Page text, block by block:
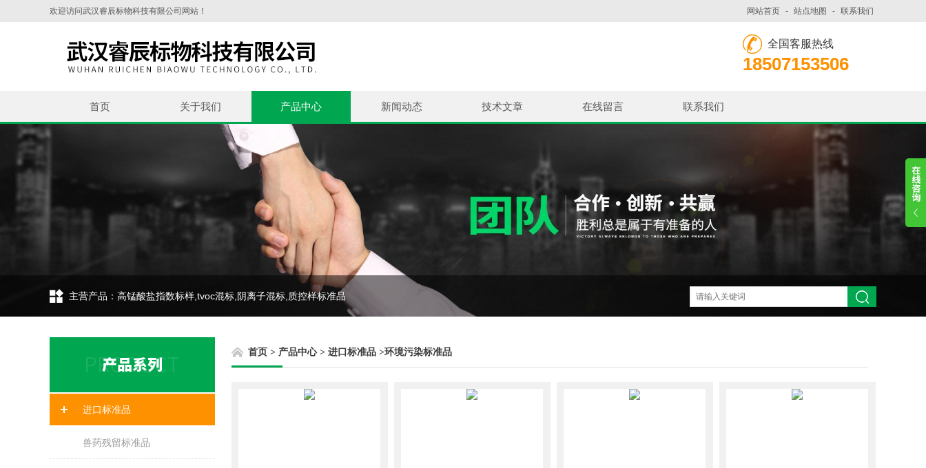
欢迎访问武汉睿辰标物科技有限公司网站！ 网站首页 - 站点地图 - 联系我们
全国客服热线
18507153506
首页 关于我们 产品中心 新闻动态 技术文章 在线留言 联系我们
主营产品：高锰酸盐指数标样,tvoc混标,阴离子混标,质控样标准品
进口标准品
兽药残留标准品
首页 > 产品中心> 进口标准品 >环境污染标准品